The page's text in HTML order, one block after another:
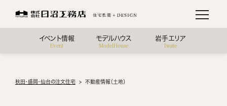
イベント情報
Event
モデルハウス
ModelHouse
岩手エリア
Iwate
秋田・盛岡・仙台の注文住宅 不動産情報（土地）